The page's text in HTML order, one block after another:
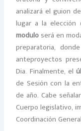
analizará el guion
lugar a la elección
modulo será en
preparatoria,
anteproyectos
Dia. Finalmente, el
de Sesión con la
de año. Cabe
Cuerpo legislativo,
Coordinación